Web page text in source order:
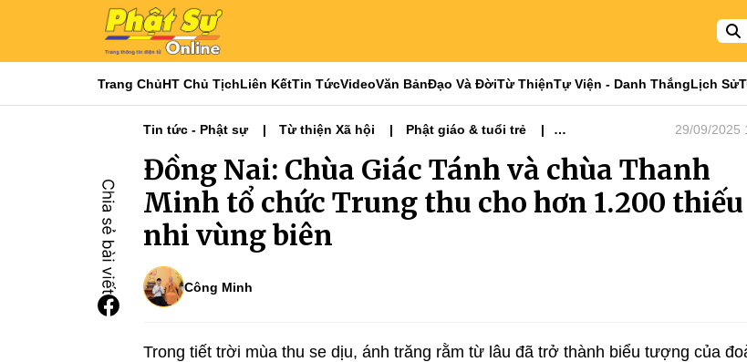
Trang ChủHT Chủ TịchLiên KếtTin TứcVideoVăn BảnĐạo Và ĐờiTừ ThiệnTự Viện - Danh ThắngLịch Sử
Tin tức - Phật sự Từ thiện Xã hội
Phật giáo & tuổi trẻ
29/09/2025
Đồng Nai: Chùa Giác Tánh và chùa Thanh
Minh tổ chức Trung thu cho hơn 1.200 thiếu
nhi vùng biên
Công Minh
Trong tiết trời mùa thu se dịu, ánh trăng rằm từ lâu đã trở thành biểu tượng của